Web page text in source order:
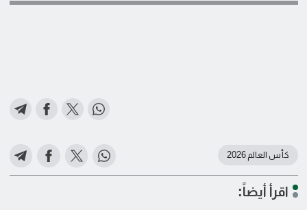
كأس العالم 2026
اقرأ أيضاً: